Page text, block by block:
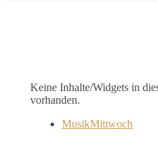
Keine Inhalte/Widgets in
vorhanden.
MusikMittwoch